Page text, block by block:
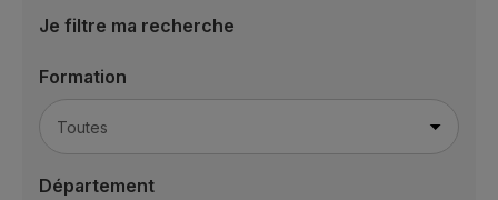
Je filtre ma recherche
Formation
Département